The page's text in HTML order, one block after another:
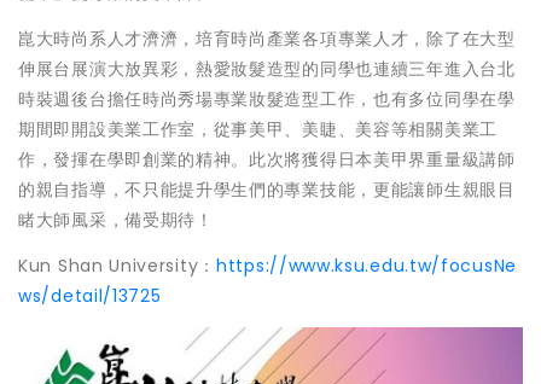
崑大時尚系人才濟濟，培育時尚產業各項專業人才，除了在大型
伸展台展演大放異彩，熱愛妝髮造型的同學也連續三年進入台北
時裝週後台擔任時尚秀場專業妝髮造型工作，也有多位同學在學
期間即開設美業工作室，從事美甲、美睫、美容等相關美業工
作，發揮在學即創業的精神。此次將獲得日本美甲界重量級講師
的親自指導，不只能提升學生們的專業技能，更能讓師生親眼目
睹大師風采，備受期待！
Kun Shan University： https://www.ksu.edu.tw/focusNe
ws/detail/13725